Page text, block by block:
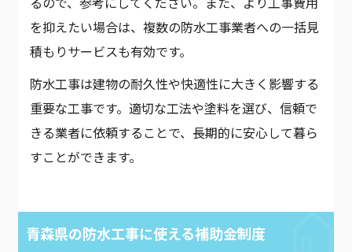
を抑えたい場合は、複数の防水工事業者への一括見
積もりサービスも有効です。
防水工事は建物の耐久性や快適性に大きく影響する
重要な工事です。適切な工法や塗料を選び、信頼で
きる業者に依頼することで、長期的に安心して暮ら
すことができます。
青森県の防水工事に使える補助金制度